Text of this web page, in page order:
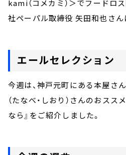
kami（コメカミ）＞でフードロ
社ペーパル取締役 矢田和也さん
エールセレクション
今週は、神戸元町にある本屋さん
（たなべ・しおり）さんのおスス
なら』をご紹介しました。